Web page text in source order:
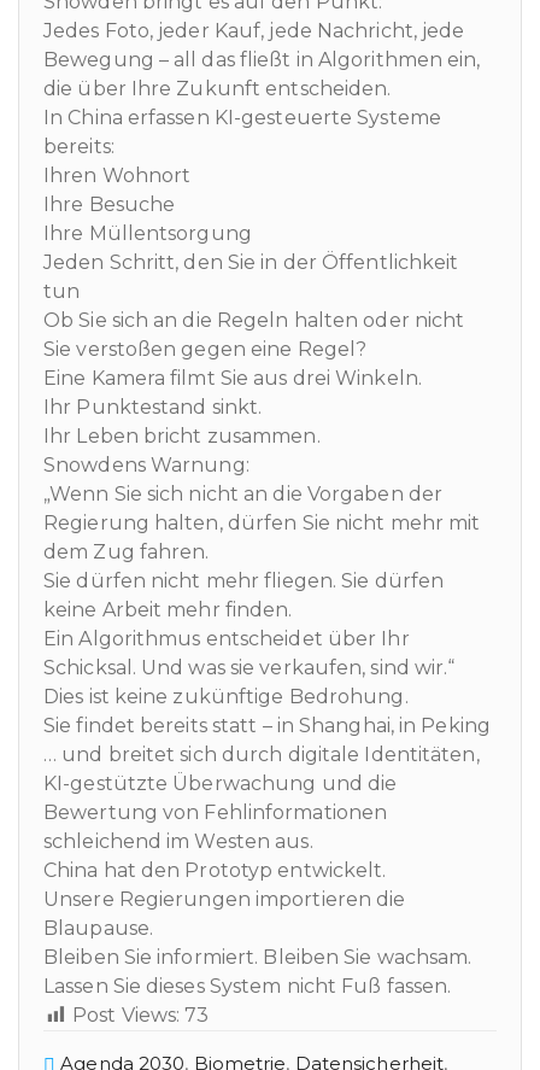
Jedes Foto, jeder Kauf, jede Nachricht, jede
Bewegung – all das fließt in Algorithmen ein,
die über Ihre Zukunft entscheiden.
In China erfassen KI-gesteuerte Systeme
bereits:
Ihren Wohnort
Ihre Besuche
Ihre Müllentsorgung
Jeden Schritt, den Sie in der Öffentlichkeit
tun
Ob Sie sich an die Regeln halten oder nicht
Sie verstoßen gegen eine Regel?
Eine Kamera filmt Sie aus drei Winkeln.
Ihr Punktestand sinkt.
Ihr Leben bricht zusammen.
Snowdens Warnung:
„Wenn Sie sich nicht an die Vorgaben der
Regierung halten, dürfen Sie nicht mehr mit
dem Zug fahren.
Sie dürfen nicht mehr fliegen. Sie dürfen
keine Arbeit mehr finden.
Ein Algorithmus entscheidet über Ihr
Schicksal. Und was sie verkaufen, sind wir.“
Dies ist keine zukünftige Bedrohung.
Sie findet bereits statt – in Shanghai, in Peking
… und breitet sich durch digitale Identitäten,
KI-gestützte Überwachung und die
Bewertung von Fehlinformationen
schleichend im Westen aus.
China hat den Prototyp entwickelt.
Unsere Regierungen importieren die
Blaupause.
Bleiben Sie informiert. Bleiben Sie wachsam.
Lassen Sie dieses System nicht Fuß fassen.
Post Views: 73
Agenda 2030, Biometrie, Datensicherheit,